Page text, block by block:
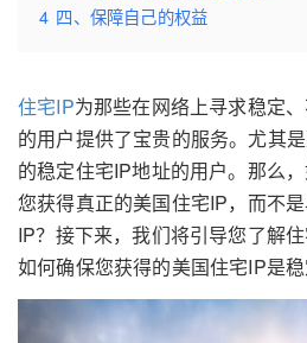
4 四、保障自己的权益
住宅IP为那些在网络上寻求稳定
的用户提供了宝贵的服务。尤其
的稳定住宅IP地址的用户。那么
您获得真正的美国住宅IP，而不
IP？接下来，我们将引导您了解
如何确保您获得的美国住宅IP是稳